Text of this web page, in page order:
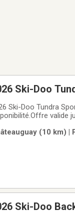
Ski-Doo
Ski-Doo Tundra
valide
(10 km) |
Ski-Doo